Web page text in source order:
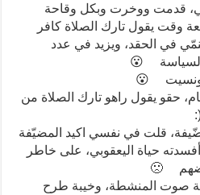
قدمت ووخرت وبكل وقاحة
وقت يقول تارك الصلاة كافر
في الحقد، ويزيد في عدد
😮
😮
حقو يقول راهو تارك الصلاة من
قلت في نفسي اكيد المضيّفة
حياة اليعقوبي، على خاطر
🙁
صوت المنشطة، وخيبة طرح